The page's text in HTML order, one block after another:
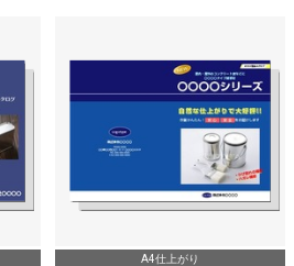
A4仕上がり